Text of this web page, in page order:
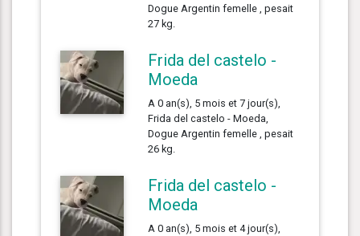
Dogue Argentin femelle , pesait
27 kg.
Frida del castelo -
Moeda
A 0 an(s), 5 mois et 7 jour(s),
Frida del castelo - Moeda,
Dogue Argentin femelle , pesait
26 kg.
Frida del castelo -
Moeda
A 0 an(s), 5 mois et 4 jour(s),